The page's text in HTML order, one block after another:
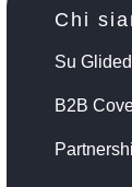
Chi
Su Glided
B2B